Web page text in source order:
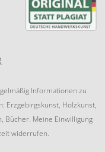
Informationen zu
Erzgebirgskunst, Holzkunst,
Bücher. Meine Einwilligung
widerrufen.